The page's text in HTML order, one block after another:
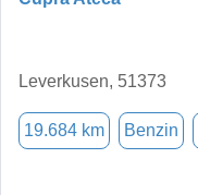
Leverkusen, 51373
19.684 km Benzin